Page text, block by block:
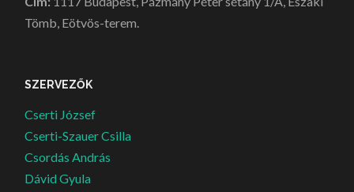
Tömb, Eötvös-terem.
SZERVEZŐK
Cserti József
Cserti-Szauer Csilla
Csordás András
Dávid Gyula